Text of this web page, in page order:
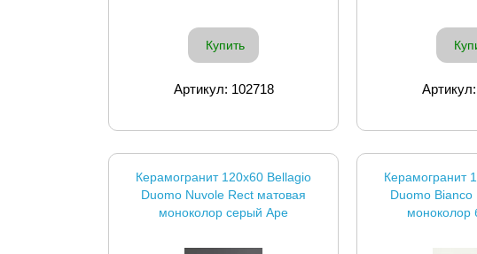
Купить
Артикул: 102718
Керамогранит 120x60 Bellagio
Duomo Nuvole Rect матовая
моноколор серый Ape
Керамогранит
Duomo Bianco
моноколор